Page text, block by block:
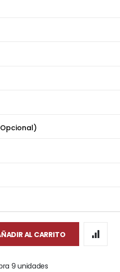
AL CARRITO
9 unidades